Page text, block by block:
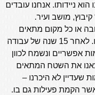
ניידותו. אנחנו עובדים
מושב ועיר.
או כל מקום מתאים
אחר שיתאים מבחינת היצע העצים שלו. לאחר 15 שנה של עבודה
אפשריים ונשמח לכוון
את השטח המתאים
שעדיין לא היכרנו –
הקמת פעילות גם בו.